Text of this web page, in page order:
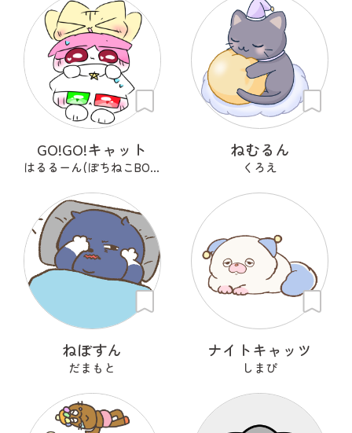
GO!GO!キャット
はるるーん(ぽちねこBOOKS)
ねむるん
くろえ
ねぼすん
だまもと
ナイトキャッツ
しまぴ